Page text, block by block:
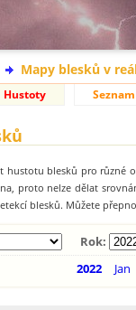
Mapy blesků v
Hustoty Seznam
hustotu blesků pro různé
proto nelze dělat
blesků. Můžete
Rok:
2022
Jan